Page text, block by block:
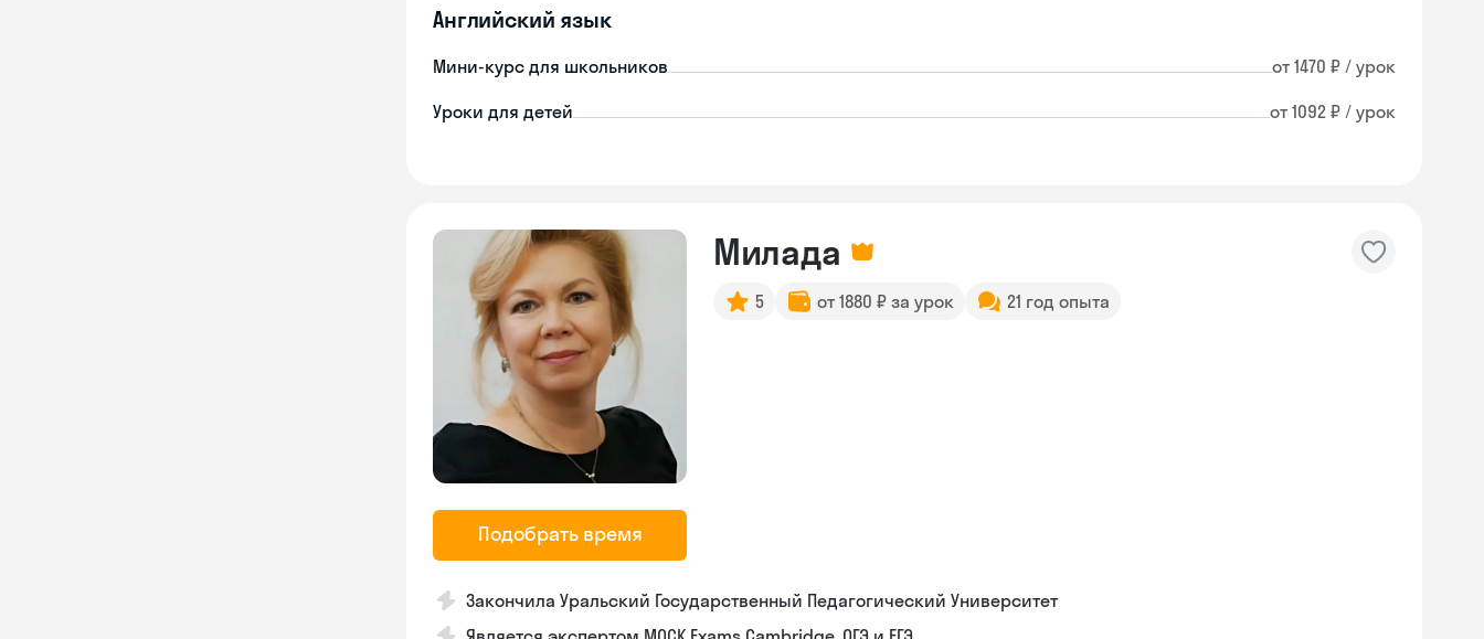
Английский язык
Мини-курс для школьников от 1470 ₽ / урок
Уроки для детей от 1092 ₽ / урок
Подобрать время
Милада
5 от 1880 ₽ за урок 21 год опыта
Закончила Уральский Государственный Педагогический Университет